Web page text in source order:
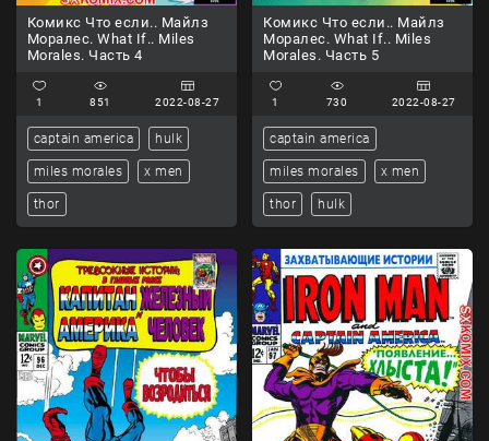
Комикс Что если.. Майлз
Моралес. What If.. Miles
Morales. Часть 4
1 851 2022-08-27
captain america hulk
miles morales x men
thor
Комикс Что если.. Майлз
Моралес. What If.. Miles
Morales. Часть 5
1 730 2022-08-27
captain america
miles morales x men
thor hulk